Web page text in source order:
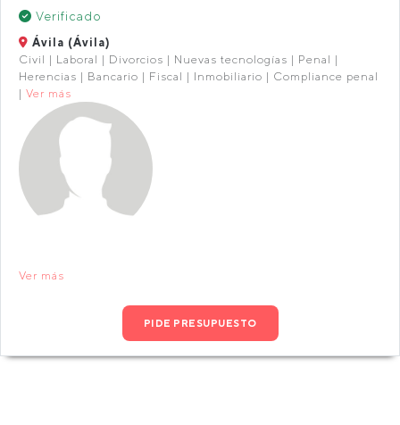
Verificado
Ávila (Ávila)
Civil | Laboral | Divorcios | Nuevas tecnologías | Penal |
Herencias | Bancario | Fiscal | Inmobiliario | Compliance penal
| Ver más
Ver más
PIDE PRESUPUESTO